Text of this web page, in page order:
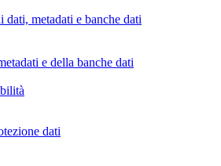
dati, metadati e banche dati
e della banche dati
dati